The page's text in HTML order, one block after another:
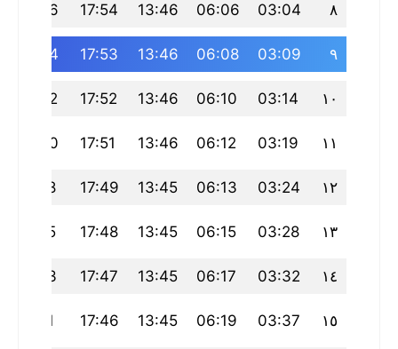
٨ 03:04
06:06
13:46
17:54
21:26
٩ 03:09
06:08
13:46
17:53
21:24
١٠ 03:14
06:10
13:46
17:52
21:22
١١ 03:19
06:12
13:46
17:51
21:20
١٢ 03:24
06:13
13:45
17:49
21:18
١٣ 03:28
06:15
13:45
17:48
21:15
١٤ 03:32
06:17
13:45
17:47
21:13
١٥ 03:37
06:19
13:45
17:46
21:11